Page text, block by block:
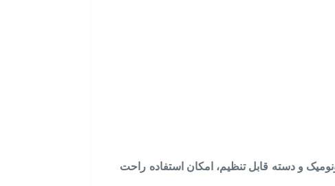
و دسته قابل تنظیم، امکان استفاده راحت